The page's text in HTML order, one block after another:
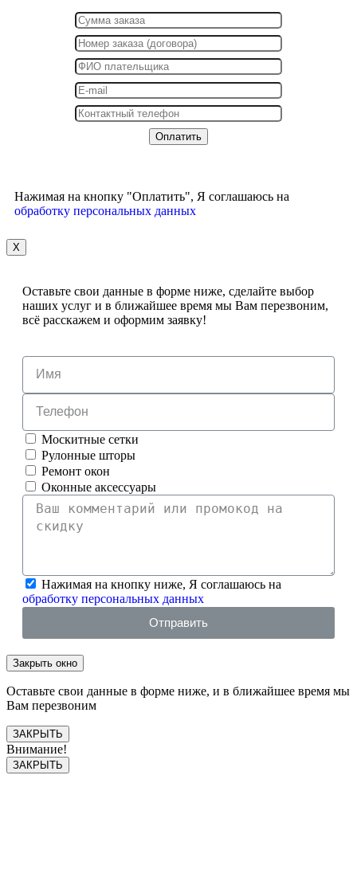
Нажимая на кнопку "Оплатить", Я соглашаюсь на
обработку персональных данных
X
Оставьте свои данные в форме ниже, сделайте выбор
наших услуг и в ближайшее время мы Вам перезвоним,
всё расскажем и оформим заявку!
Москитные сетки
Рулонные шторы
Ремонт окон
Оконные аксессуары
Нажимая на кнопку ниже, Я соглашаюсь на
обработку персональных данных
Отправить
Закрыть окно
Оставьте свои данные в форме ниже, и в ближайшее время мы
Вам перезвоним
ЗАКРЫТЬ
Внимание!
ЗАКРЫТЬ